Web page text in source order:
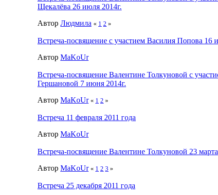
Щекалёва 26 июля 2014г.
Автор Людмила « 1 2 »
Встреча-посвящение с участием Василия Попова 16
Автор MaKoUr
Встреча-посвящение Валентине Толкуновой с
Гершановой 7 июня 2014г.
Автор MaKoUr « 1 2 »
Встреча 11 февраля 2011 года
Автор MaKoUr
Встреча-посвящение Валентине Толкуновой 23
Автор MaKoUr « 1 2 3 »
Встреча 25 декабря 2011 года